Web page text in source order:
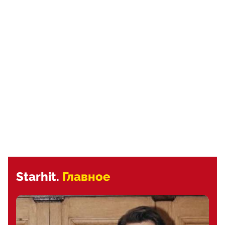
Starhit. Главное